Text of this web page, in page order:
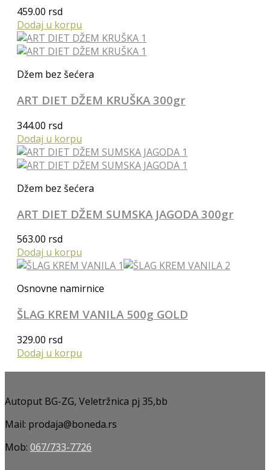
459.00 rsd
Dodaj u korpu
Džem bez šećera
ART DIET DŽEM KRUŠKA 300gr
344.00 rsd
Dodaj u korpu
Džem bez šećera
ART DIET DŽEM SUMSKA JAGODA 300gr
563.00 rsd
Dodaj u korpu
Osnovne namirnice
ŠLAG KREM VANILA 500g GOLD
329.00 rsd
Dodaj u korpu
Autoput BG-ZG, Veletržnica pj 35,bb
Mail: prodaja@boneda.rs
Mob: 067/733-7726